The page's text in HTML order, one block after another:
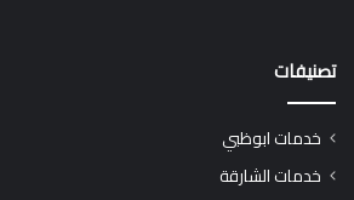
تصنيفات
خدمات ابوظبي
خدمات الشارقة